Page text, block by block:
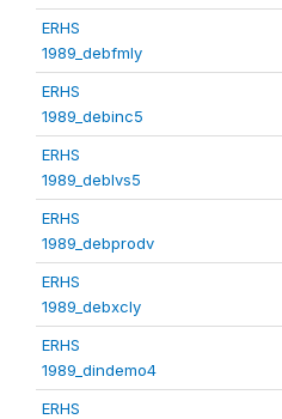
ERHS
1989_debfmly
ERHS
1989_debinc5
ERHS
1989_deblvs5
ERHS
1989_debprodv
ERHS
1989_debxcly
ERHS
1989_dindemo4
ERHS